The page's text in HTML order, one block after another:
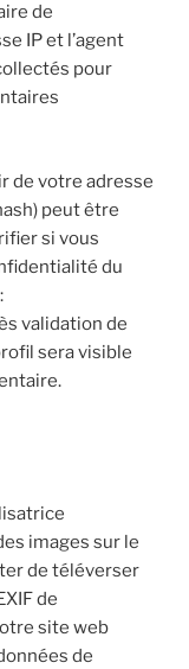
de
IP et l’agent
pour
de votre adresse
peut être
si vous
du
validation de
sera visible
images sur le
de téléverser
de
site web
de